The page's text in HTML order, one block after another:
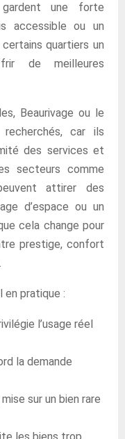
une forte
accessible ou un
quartiers un
de meilleures
Beaurivage ou le
car ils
des services et
secteurs comme
attirer des
d’espace ou un
cela change pour
prestige, confort
en pratique :
l’usage réel
la demande
sur un bien rare